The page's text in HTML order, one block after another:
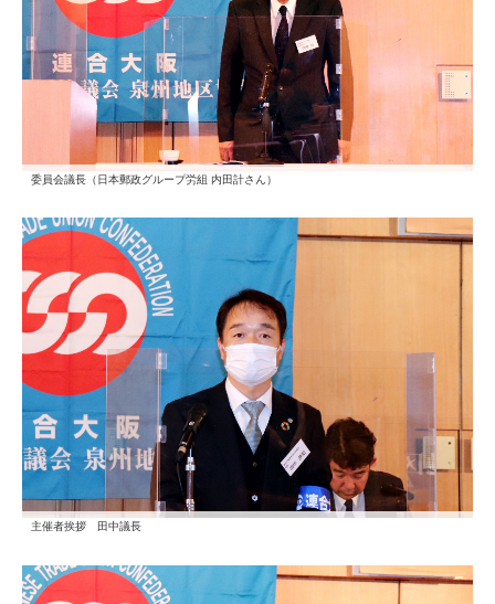
委員会議長（日本郵政グループ労組 内田計さん）
主催者挨拶 田中議長